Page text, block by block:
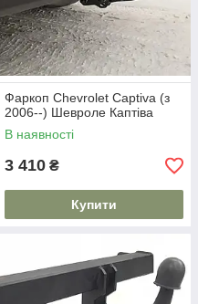
Фаркоп Chevrolet Captiva (з
2006--) Шевроле Каптіва
В наявності
3 410 ₴
Купити